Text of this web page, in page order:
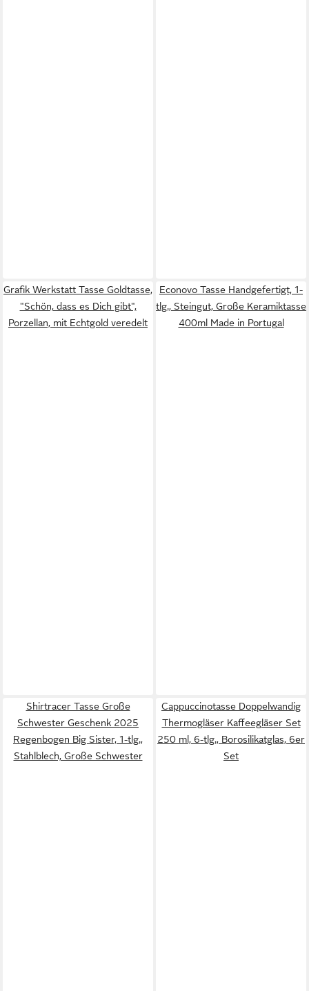
Grafik Werkstatt Tasse Goldtasse,
"Schön, dass es Dich gibt",
Porzellan, mit Echtgold veredelt
Econovo Tasse Handgefertigt, 1-
tlg., Steingut, Große Keramiktasse
400ml Made in Portugal
Shirtracer Tasse Große
Schwester Geschenk 2025
Regenbogen Big Sister, 1-tlg.,
Stahlblech, Große Schwester
Cappuccinotasse Doppelwandig
Thermogläser Kaffeegläser Set
250 ml, 6-tlg., Borosilikatglas, 6er
Set